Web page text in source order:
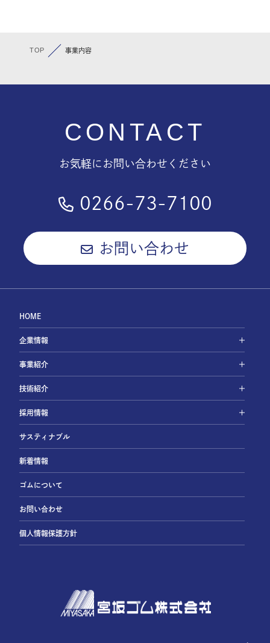
TOP 事業内容
CONTACT
お気軽にお問い合わせください
0266-73-7100
お問い合わせ
HOME
企業情報
事業紹介
技術紹介
採用情報
サスティナブル
新着情報
ゴムについて
お問い合わせ
個人情報保護方針